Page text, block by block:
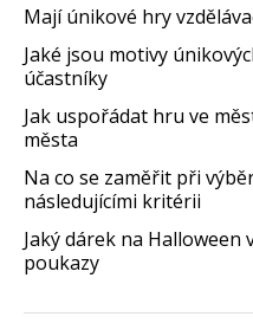
Mají únikové hry
Jaké jsou motivy
účastníky
Jak uspořádat hru ve
města
Na co se zaměřit při
následujícími kritérii
Jaký dárek na Halloween
poukazy